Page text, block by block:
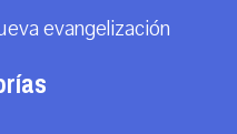
evangelización